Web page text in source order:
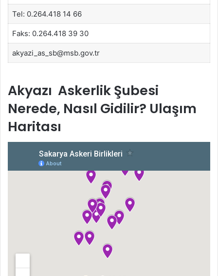
Tel: 0.264.418 14 66
Faks: 0.264.418 39 30
akyazi_as_sb@msb.gov.tr
Akyazı Askerlik Şubesi
Nerede, Nasıl Gidilir? Ulaşım
Haritası